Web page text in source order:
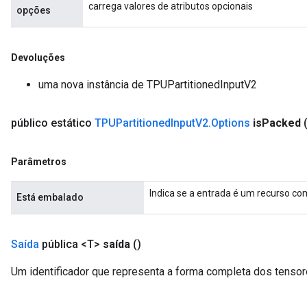
opções carrega valores de atributos opcionais
Devoluções
uma nova instância de TPUPartitionedInputV2
público estático TPUPartitionedInputV2.Options isPacked
Parâmetros
Está embalado Indica se a entrada é um recurso
Saída pública <T> saída ()
Um identificador que representa a forma completa dos